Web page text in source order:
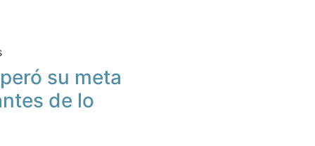
su meta
de lo